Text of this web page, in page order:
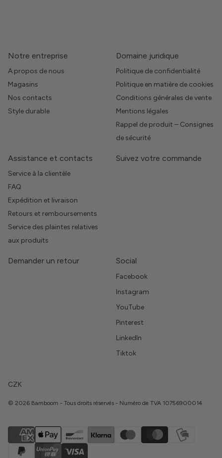
Notre entreprise
A propos de nous
Magasins
Nos contacts
Style durable
Domaine juridique
Politique de confidentialité
Politique en matière de cookies
Conditions générales de vente
Mentions légales
Rappel de produit – Consignes
de sécurité
Assistance et contacts
Service à la clientèle
FAQ
Expédition et livraison
Retours et remboursements
Service des plaintes relatives
aux produits
Suivez votre commande
Demander un retour Social
Facebook
Instagram
YouTube
Pinterest
LinkedIn
Tiktok
CZK
© 2026 Bamboom - Tous droits réservés - Numéro de TVA 10756900014